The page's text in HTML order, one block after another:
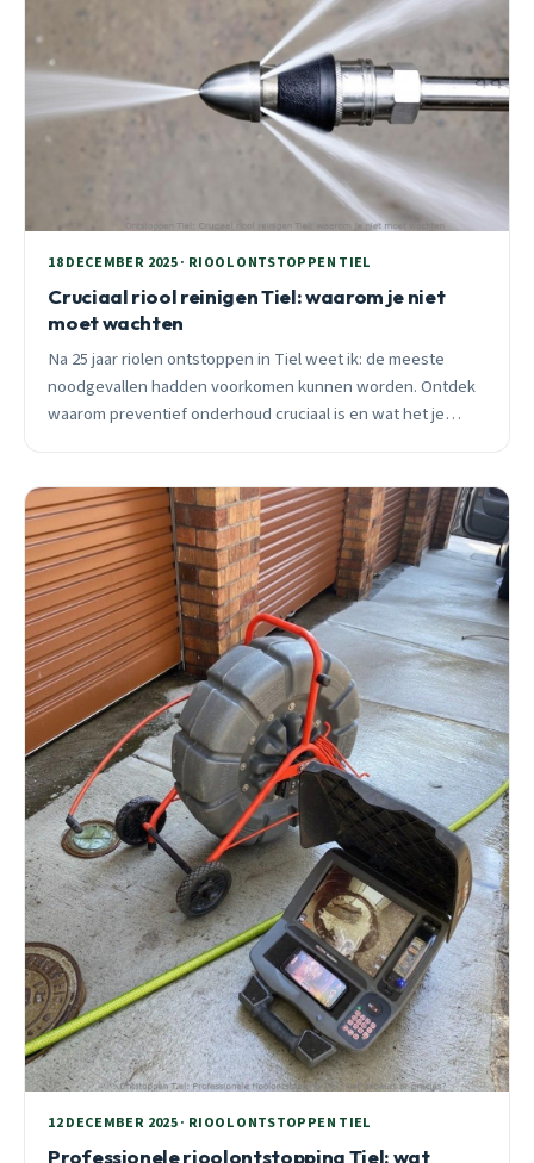
18 DECEMBER 2025 · RIOOL ONTSTOPPEN TIEL
Cruciaal riool reinigen Tiel: waarom je niet
moet wachten
Na 25 jaar riolen ontstoppen in Tiel weet ik: de meeste
noodgevallen hadden voorkomen kunnen worden. Ontdek
waarom preventief onderhoud cruciaal is en wat het je
12 DECEMBER 2025 · RIOOL ONTSTOPPEN TIEL
Professionele rioolontstopping Tiel: wat